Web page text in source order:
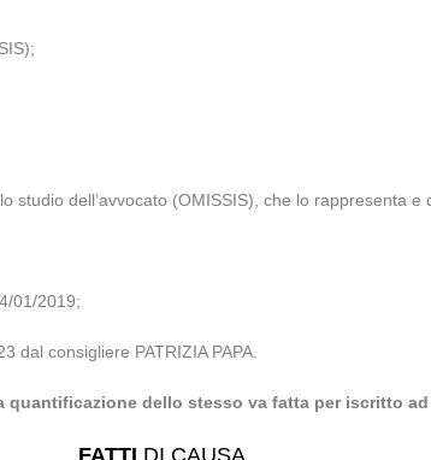
studio dell’avvocato (OMISSIS), che lo rappresenta e
01/2019;
dal consigliere PATRIZIA PAPA.
quantificazione dello stesso va fatta per iscritto
FATTI DI CAUSA